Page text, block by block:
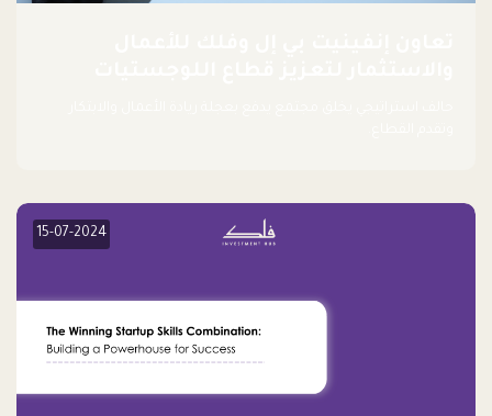
15-07-2024